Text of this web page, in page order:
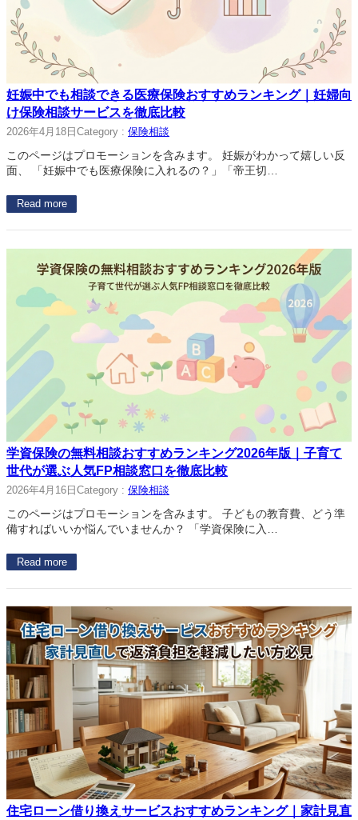
妊娠中でも相談できる医療保険おすすめランキング｜妊婦向
け保険相談サービスを徹底比較
2026年4月18日 Category : 保険相談
このページはプロモーションを含みます。 妊娠がわかって嬉しい反
面、 「妊娠中でも医療保険に入れるの？」「帝王切…
Read more
学資保険の無料相談おすすめランキング2026年版｜子育て
世代が選ぶ人気FP相談窓口を徹底比較
2026年4月16日 Category : 保険相談
このページはプロモーションを含みます。 子どもの教育費、どう準
備すればいいか悩んでいませんか？ 「学資保険に入…
Read more
住宅ローン借り換えサービスおすすめランキング｜家計見直